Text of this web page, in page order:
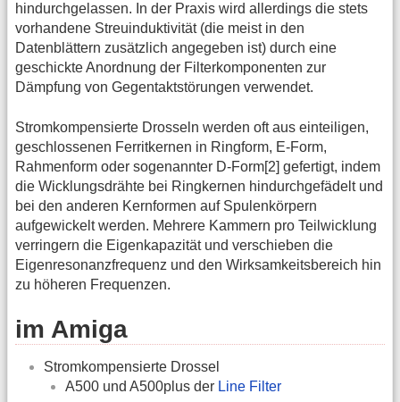
hindurchgelassen. In der Praxis wird allerdings die stets
vorhandene Streuinduktivität (die meist in den
Datenblättern zusätzlich angegeben ist) durch eine
geschickte Anordnung der Filterkomponenten zur
Dämpfung von Gegentaktstörungen verwendet.
Stromkompensierte Drosseln werden oft aus einteiligen,
geschlossenen Ferritkernen in Ringform, E-Form,
Rahmenform oder sogenannter D-Form[2] gefertigt, indem
die Wicklungsdrähte bei Ringkernen hindurchgefädelt und
bei den anderen Kernformen auf Spulenkörpern
aufgewickelt werden. Mehrere Kammern pro Teilwicklung
verringern die Eigenkapazität und verschieben die
Eigenresonanzfrequenz und den Wirksamkeitsbereich hin
zu höheren Frequenzen.
im Amiga
Stromkompensierte Drossel
A500 und A500plus der Line Filter